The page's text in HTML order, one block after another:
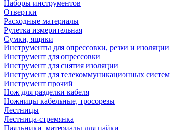
Наборы инструментов
Отвертки
Расходные материалы
Рулетка измерительная
Сумки, ящики
Инструменты для опрессовки, резки и изоляции
Инструмент для опрессовки
Инструмент для снятия изоляции
Инструмент для телекоммуникационных систем
Инструмент прочий
Нож для разделки кабеля
Ножницы кабельные, тросорезы
Лестницы
Лестница-стремянка
Паяльники, материалы для пайки